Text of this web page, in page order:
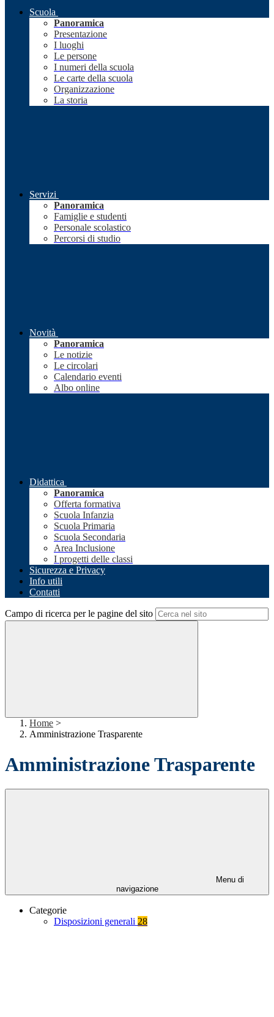
Scuola
Panoramica
Presentazione
I luoghi
Le persone
I numeri della scuola
Le carte della scuola
Organizzazione
La storia
Servizi
Panoramica
Famiglie e studenti
Personale scolastico
Percorsi di studio
Novità
Panoramica
Le notizie
Le circolari
Calendario eventi
Albo online
Didattica
Panoramica
Offerta formativa
Scuola Infanzia
Scuola Primaria
Scuola Secondaria
Area Inclusione
I progetti delle classi
Sicurezza e Privacy
Info utili
Contatti
Campo di ricerca per le pagine del sito
Home >
Amministrazione Trasparente
Amministrazione Trasparente
Menu di
navigazione
Categorie
Disposizioni generali 28